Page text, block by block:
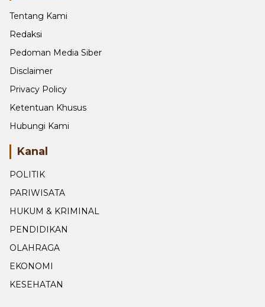
Tentang Kami
Redaksi
Pedoman Media Siber
Disclaimer
Privacy Policy
Ketentuan Khusus
Hubungi Kami
Kanal
POLITIK
PARIWISATA
HUKUM & KRIMINAL
PENDIDIKAN
OLAHRAGA
EKONOMI
KESEHATAN